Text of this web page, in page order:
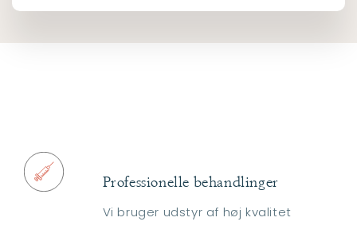
Professionelle behandlinger
Vi bruger udstyr af høj kvalitet